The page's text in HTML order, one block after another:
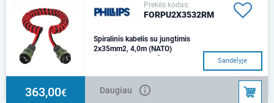
Prekės kodas:
FORPU2X3532RM
Spiralinis kabelis su jungtimis
2x35mm2, 4,0m (NATO)
Darbinis ilgis - 4 mIšorinis
Sandėlyje
363,00€ Daugiau